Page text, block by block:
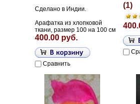
Сделано в Индии.
Арафатка из хлопковой
ткани, размер 100 на 100 см
400.00 руб.
Сравнить
(1)